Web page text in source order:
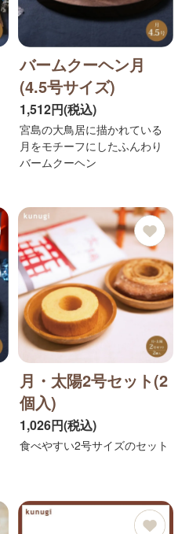
バームクーヘン月
(4.5号サイズ)
1,512円(税込)
宮島の大鳥居に描かれている
月をモチーフにしたふんわり
バームクーヘン
月・太陽2号セット(2
個入)
1,026円(税込)
食べやすい2号サイズのセット